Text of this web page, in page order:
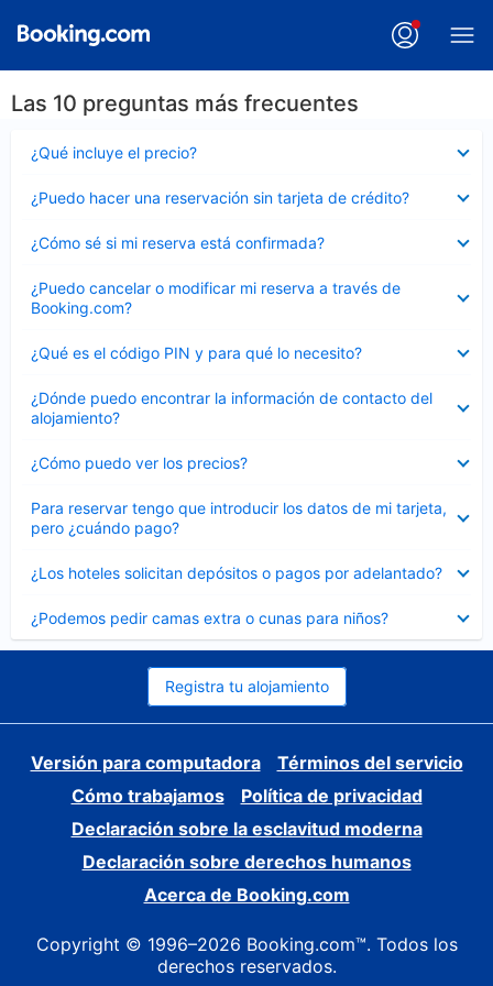
Las 10 preguntas más frecuentes
¿Qué incluye el precio?
cerrado
¿Puedo hacer una reservación sin tarjeta de crédito?
cerrado
¿Cómo sé si mi reserva está confirmada?
cerrado
¿Puedo cancelar o modificar mi reserva a través de
Booking.com?
cerrado
¿Qué es el código PIN y para qué lo necesito?
cerrado
¿Dónde puedo encontrar la información de contacto del
alojamiento?
cerrado
¿Cómo puedo ver los precios?
cerrado
Para reservar tengo que introducir los datos de mi tarjeta,
pero ¿cuándo pago?
cerrado
¿Los hoteles solicitan depósitos o pagos por adelantado?
cerrado
¿Podemos pedir camas extra o cunas para niños?
cerrado
Registra tu alojamiento
Versión para computadora
Términos del servicio
Cómo trabajamos
Política de privacidad
Declaración sobre la esclavitud moderna
Declaración sobre derechos humanos
Acerca de Booking.com
Copyright © 1996–2026 Booking.com™. Todos los
derechos reservados.